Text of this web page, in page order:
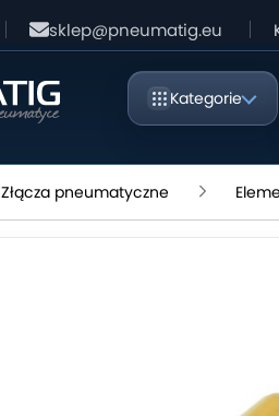
sklep@pneumatig.eu
Kategorie
Złącza pneumatyczne